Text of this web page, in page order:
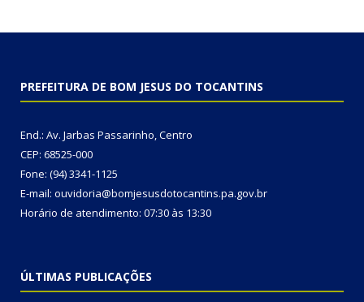
PREFEITURA DE BOM JESUS DO TOCANTINS
End.: Av. Jarbas Passarinho, Centro
CEP: 68525-000
Fone: (94) 3341-1125
E-mail: ouvidoria@bomjesusdotocantins.pa.gov.br
Horário de atendimento: 07:30 às 13:30
ÚLTIMAS PUBLICAÇÕES